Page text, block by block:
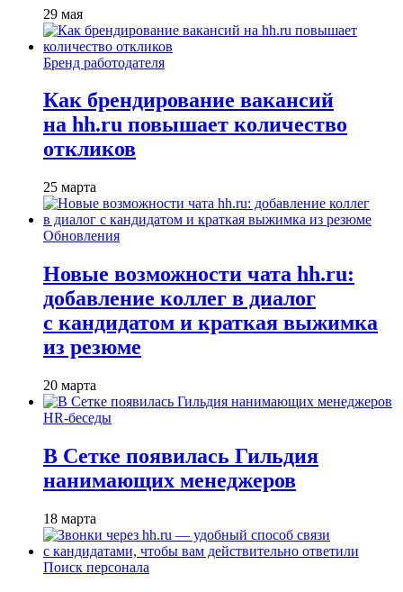
29 мая
Бренд работодателя
Как брендирование вакансий
на hh.ru повышает количество
откликов
25 марта
Обновления
Новые возможности чата hh.ru:
добавление коллег в диалог
с кандидатом и краткая выжимка
из резюме
20 марта
HR-беседы
В Сетке появилась Гильдия
нанимающих менеджеров
18 марта
Поиск персонала